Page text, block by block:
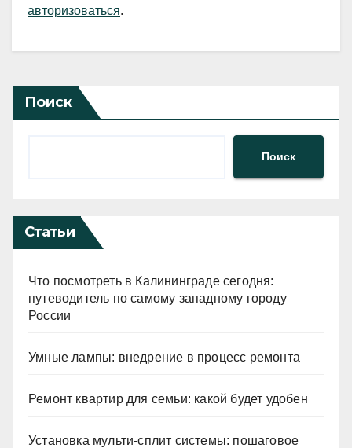
авторизоваться.
Поиск
Поиск
Статьи
Что посмотреть в Калининграде сегодня:
путеводитель по самому западному городу
России
Умные лампы: внедрение в процесс ремонта
Ремонт квартир для семьи: какой будет удобен
Установка мульти-сплит системы: пошаговое